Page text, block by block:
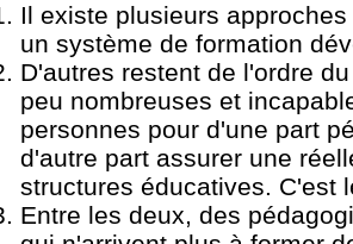
Il existe plusieurs
un système de formation
D'autres restent de l'ordre
peu nombreuses et
personnes pour d'une part
d'autre part assurer une
structures éducatives. C'est
Entre les deux, des